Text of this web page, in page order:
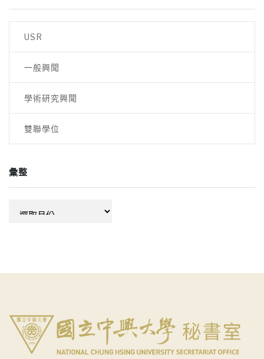
USR
一般興聞
學術研究興聞
雙聯學位
彙整